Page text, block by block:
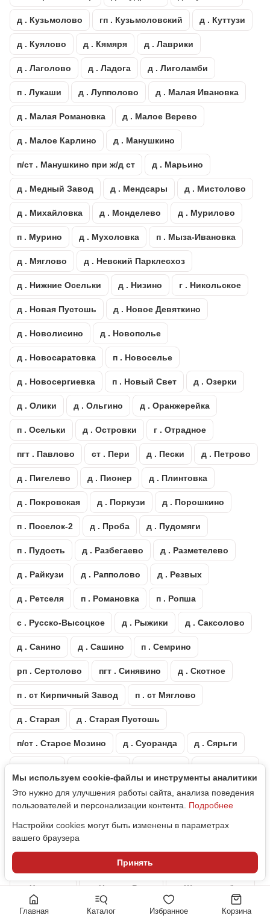
д . Кузьмолово гп . Кузьмоловский д . Куттузи
д . Куялово д . Кямяря д . Лаврики
д . Лаголово д . Ладога д . Лиголамби
п . Лукаши д . Лупполово д . Малая Ивановка
д . Малая Романовка д . Малое Верево
д . Малое Карлино д . Манушкино
п/ст . Манушкино при ж/д ст д . Марьино
д . Медный Завод д . Мендсары д . Мистолово
д . Михайловка д . Монделево д . Мурилово
п . Мурино д . Мухоловка п . Мыза-Ивановка
д . Мяглово д . Невский Парклесхоз
д . Нижние Осельки д . Низино г . Никольское
д . Новая Пустошь д . Новое Девяткино
д . Новолисино д . Новополье
д . Новосаратовка п . Новоселье
д . Новосергиевка п . Новый Свет д . Озерки
д . Олики д . Ольгино д . Оранжерейка
п . Осельки д . Островки г . Отрадное
пгт . Павлово ст . Пери д . Пески д . Петрово
д . Пигелево д . Пионер д . Плинтовка
д . Покровская д . Поркузи д . Порошкино
п . Поселок-2 д . Проба д . Пудомяги
п . Пудость д . Разбегаево д . Разметелево
д . Райкузи д . Рапполово д . Резвых
д . Ретселя п . Романовка п . Ропша
с . Русско-Высоцкое д . Рыжики д . Саксолово
д . Санино д . Сашино п . Семрино
рп . Сертолово пгт . Синявино д . Скотное
п . ст Кирпичный Завод п . ст Мяглово
д . Старая д . Старая Пустошь
п/ст . Старое Мозино д . Суоранда д . Сярьги
д . Тавры пгт . Тайцы д . Телези п . Тельмана
массив . Тихвинка д . Токкари гп . Токсово
пгт . Ульяновка
д . Хапо-Ое
д . Хязельки д . Черная Речка г . Шлиссельбург
массив . Щеглово д . Энколово массив . Юкки
Главная Каталог Избранное Корзина
Мы используем cookie‑файлы и инструменты аналитики
Это нужно для улучшения работы сайта, анализа поведения
пользователей и персонализации контента. Подробнее
Настройки cookies могут быть изменены в параметрах
вашего браузера
Принять